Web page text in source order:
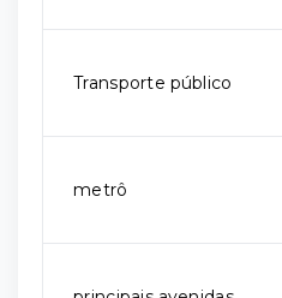
Transporte público
metrô